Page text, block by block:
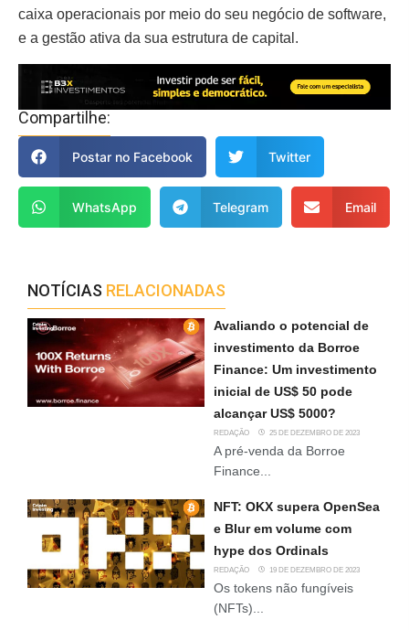
caixa operacionais por meio do seu negócio de software,
e a gestão ativa da sua estrutura de capital.
Compartilhe:
Postar no Facebook Twitter
WhatsApp Telegram Email
NOTÍCIAS RELACIONADAS
Avaliando o potencial de
investimento da Borroe
Finance: Um investimento
inicial de US$ 50 pode
alcançar US$ 5000?
REDAÇÃO 25 DE DEZEMBRO DE 2023
A pré-venda da Borroe
Finance...
NFT: OKX supera OpenSea
e Blur em volume com
hype dos Ordinals
REDAÇÃO 19 DE DEZEMBRO DE 2023
Os tokens não fungíveis
(NFTs)...